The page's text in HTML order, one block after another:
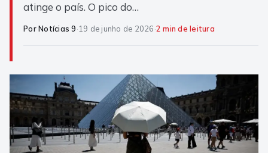
atinge o país. O pico do…
Por Notícias 9·19 de junho de 2026·2 min de leitura